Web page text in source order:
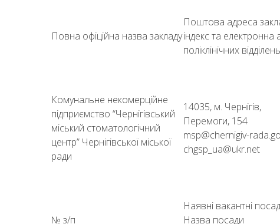
Повна офіційна назва закладу
Поштова адреса
індекс та електронна
поліклінічних
Комунальне некомерційне
підприємство “Чернігівський
міський стоматологічний
центр” Чернігівської міської
ради
14035, м.
Перемоги, 154
msp@chernigiv-
chgsp_ua@ukr.net
Наявні вакантні
№ з/п
Назва посади